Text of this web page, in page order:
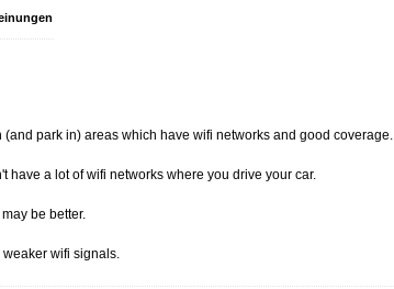
park in) areas which have wifi networks and good coverage.
have a lot of wifi networks where you drive your car.
be better.
wifi signals.